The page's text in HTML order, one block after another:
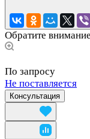
Обратите внимание
По запросу
Не поставляется
Консультация